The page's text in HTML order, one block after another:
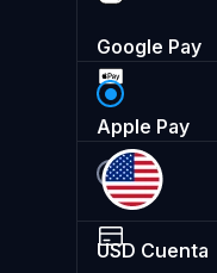
Google Pay
Apple Pay
USD Cuenta